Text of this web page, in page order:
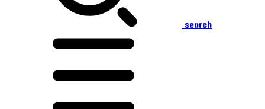
search